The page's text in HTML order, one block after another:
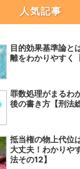
人気記事
目的効果基準論と
離をわかりやすく
罪数処理がまるわ
後の書き方【刑法
抵当権の物上代位
大丈夫！わかりや
法その12】